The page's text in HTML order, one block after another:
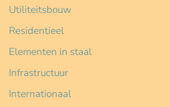
Utiliteitsbouw
Residentieel
Elementen in staal
Infrastructuur
Internationaal